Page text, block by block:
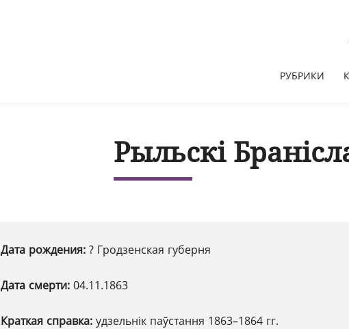
РУБРИКИ
Рыльскі
Дата рождения: ? Гродзенская губерня
Дата смерти: 04.11.1863
Краткая справка: удзельнік паўстання 1863–1864 гг.